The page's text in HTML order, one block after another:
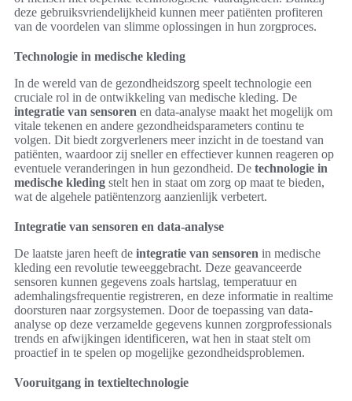
deze gebruiksvriendelijkheid kunnen meer patiënten profiteren
van de voordelen van slimme oplossingen in hun zorgproces.
Technologie in medische kleding
In de wereld van de gezondheidszorg speelt technologie een
cruciale rol in de ontwikkeling van medische kleding. De
integratie van sensoren en data-analyse maakt het mogelijk om
vitale tekenen en andere gezondheidsparameters continu te
volgen. Dit biedt zorgverleners meer inzicht in de toestand van
patiënten, waardoor zij sneller en effectiever kunnen reageren op
eventuele veranderingen in hun gezondheid. De technologie in
medische kleding stelt hen in staat om zorg op maat te bieden,
wat de algehele patiëntenzorg aanzienlijk verbetert.
Integratie van sensoren en data-analyse
De laatste jaren heeft de integratie van sensoren in medische
kleding een revolutie teweeggebracht. Deze geavanceerde
sensoren kunnen gegevens zoals hartslag, temperatuur en
ademhalingsfrequentie registreren, en deze informatie in realtime
doorsturen naar zorgsystemen. Door de toepassing van data-
analyse op deze verzamelde gegevens kunnen zorgprofessionals
trends en afwijkingen identificeren, wat hen in staat stelt om
proactief in te spelen op mogelijke gezondheidsproblemen.
Vooruitgang in textieltechnologie